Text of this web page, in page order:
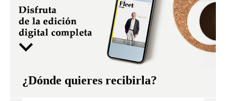
¿Dónde quieres recibirla?